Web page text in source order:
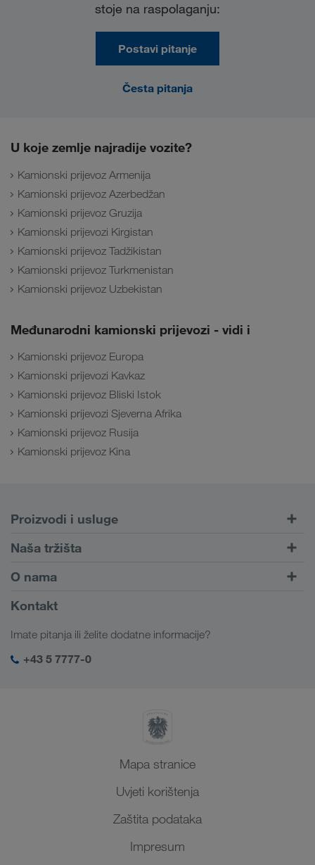
stoje na raspolaganju:
Postavi pitanje
Česta pitanja
U koje zemlje najradije vozite?
Kamionski prijevoz Armenija
Kamionski prijevoz Azerbedžan
Kamionski prijevoz Gruzija
Kamionski prijevozi Kirgistan
Kamionski prijevoz Tadžikistan
Kamionski prijevoz Turkmenistan
Kamionski prijevoz Uzbekistan
Međunarodni kamionski prijevozi - vidi i
Kamionski prijevoz Europa
Kamionski prijevozi Kavkaz
Kamionski prijevoz Bliski Istok
Kamionski prijevozi Sjeverna Afrika
Kamionski prijevoz Rusija
Kamionski prijevoz Kina
Proizvodi i usluge
Cestovni prijevoz
Portal za klijente CONNECT
Digitalna rješenja
Rješenja prema branši
Naša tržišta
Europa
Kavkaz
Srednja Azija
Bliski Istok
O nama
Informacije o poduzeću
Društvena odgovornost
SHEQ-menadžment
Kontakt
Imate pitanja ili želite dodatne informacije?
+43 5 7777-0
Mapa stranice
Uvjeti korištenja
Zaštita podataka
Impresum